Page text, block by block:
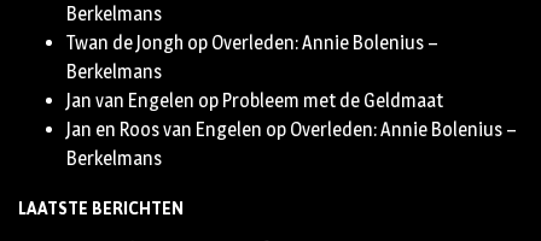
Berkelmans
Twan de Jongh op Overleden: Annie Bolenius –
Berkelmans
Jan van Engelen op Probleem met de Geldmaat
Jan en Roos van Engelen op Overleden: Annie Bolenius –
Berkelmans
LAATSTE BERICHTEN